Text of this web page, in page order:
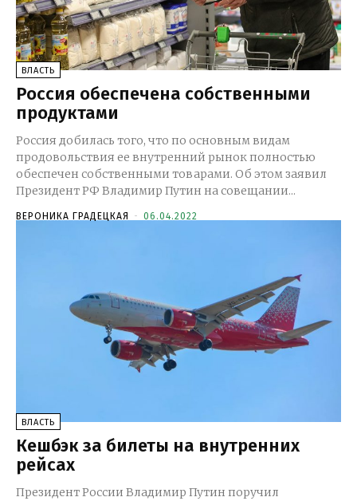
ВЛАСТЬ
Россия обеспечена собственными
продуктами
Россия добилась того, что по основным видам
продовольствия ее внутренний рынок полностью
обеспечен собственными товарами. Об этом заявил
Президент РФ Владимир Путин на совещании...
ВЕРОНИКА ГРАДЕЦКАЯ - 06.04.2022
ВЛАСТЬ
Кешбэк за билеты на внутренних
рейсах
Президент России Владимир Путин поручил